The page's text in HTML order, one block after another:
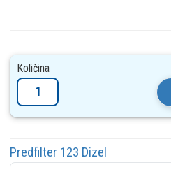
Količina
Predfilter 123 Dizel